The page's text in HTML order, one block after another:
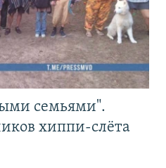
семьями".
хиппи-слёта